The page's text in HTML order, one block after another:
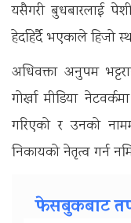
यसैगरी बुधबारलाई
हेर्दाहेर्दै भएकाले हिजो
अधिवक्ता अनुपम
गोर्खा मीडिया
गरिएको र उनको
निकायको नेतृत्व गर्न
फेसबुकबाट